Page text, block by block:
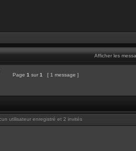
Afficher les
Page 1 sur 1 [ 1 message ]
utilisateur enregistré et 2 invités